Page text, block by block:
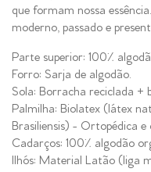
que formam nossa
moderno, passado e
Parte superior: 100%
Forro: Sarja de algodão.
Sola: Borracha reciclada +
Palmilha: Biolatex (látex
Brasiliensis) - Ortopédica
Cadarços: 100% algodão
Ilhós: Material Latão (liga